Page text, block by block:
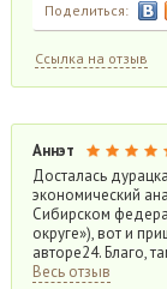
Поделиться:
Ссылка на отзыв
Аннэт
Досталась
экономический
Сибирском
округе»), вот и
авторе24. Благо,
Весь отзыв